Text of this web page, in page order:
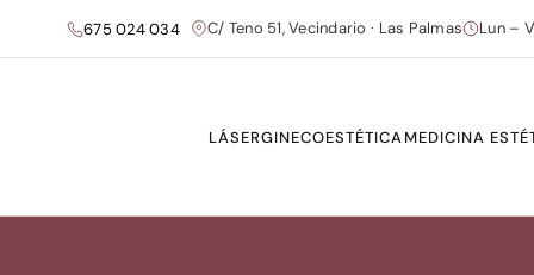
675 024 034 C/ Teno 51, Vecindario · Las Palmas Lun –
LÁSERGINECOESTÉTICAMEDICINA